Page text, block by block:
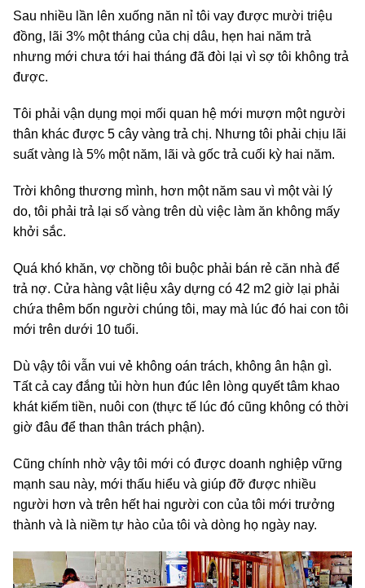
Sau nhiều lần lên xuống năn nỉ tôi vay được mười triệu
đồng, lãi 3% một tháng của chị dâu, hẹn hai năm trả
nhưng mới chưa tới hai tháng đã đòi lại vì sợ tôi không trả
được.
Tôi phải vận dụng mọi mối quan hệ mới mượn một người
thân khác được 5 cây vàng trả chị. Nhưng tôi phải chịu lãi
suất vàng là 5% một năm, lãi và gốc trả cuối kỳ hai năm.
Trời không thương mình, hơn một năm sau vì một vài lý
do, tôi phải trả lại số vàng trên dù việc làm ăn không mấy
khởi sắc.
Quá khó khăn, vợ chồng tôi buộc phải bán rẻ căn nhà để
trả nợ. Cửa hàng vật liệu xây dựng có 42 m2 giờ lại phải
chứa thêm bốn người chúng tôi, may mà lúc đó hai con tôi
mới trên dưới 10 tuổi.
Dù vậy tôi vẫn vui vẻ không oán trách, không ân hận gì.
Tất cả cay đắng tủi hờn hun đúc lên lòng quyết tâm khao
khát kiếm tiền, nuôi con (thực tế lúc đó cũng không có thời
giờ đâu để than thân trách phận).
Cũng chính nhờ vậy tôi mới có được doanh nghiệp vững
mạnh sau này, mới thấu hiểu và giúp đỡ được nhiều
người hơn và trên hết hai người con của tôi mới trưởng
thành và là niềm tự hào của tôi và dòng họ ngày nay.